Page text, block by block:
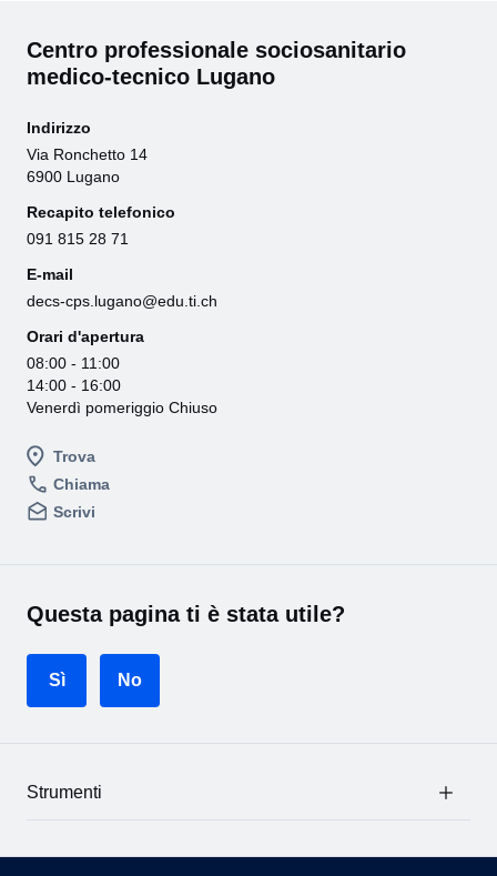
Centro professionale sociosanitario
medico-tecnico Lugano
Trova
Chiama
Scrivi
Indirizzo
Via Ronchetto 14
6900 Lugano
Recapito telefonico
091 815 28 71
E-mail
decs-cps.lugano@edu.ti.ch
Orari d'apertura
08:00 - 11:00
14:00 - 16:00
Venerdì pomeriggio Chiuso
Questa pagina ti è stata utile?
Sì No
Strumenti